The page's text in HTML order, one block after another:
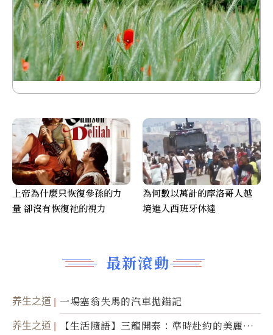
最新滾動
养生之道 一場塞翁失馬的汽車拋錨記
养生之道
【生活隨語】三龍開泰：準時赴約的美麗震
上帝為什麼只恢復參孫的力
量 卻沒有恢復祂的視力
為何數以萬計的摩洛哥人越
境進入西班牙休達